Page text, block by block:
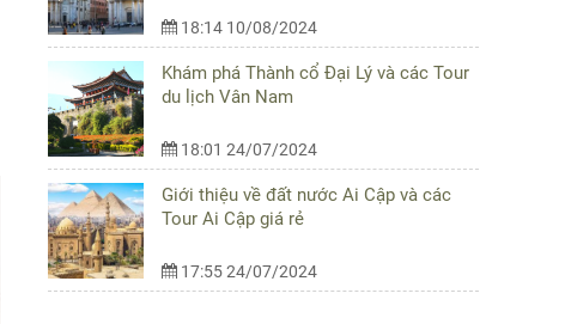
18:14 10/08/2024
Khám phá Thành cổ Đại Lý và các Tour
du lịch Vân Nam
18:01 24/07/2024
Giới thiệu về đất nước Ai Cập và các
Tour Ai Cập giá rẻ
17:55 24/07/2024